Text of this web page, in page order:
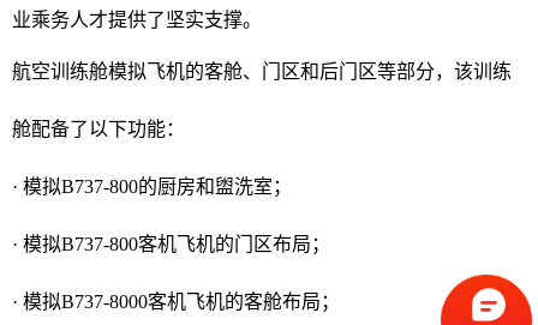
业乘务人才提供了坚实支撑。
航空训练舱模拟飞机的客舱、门区和后门区等部分，该训练
舱配备了以下功能：
· 模拟B737-800的厨房和盥洗室；
· 模拟B737-800客机飞机的门区布局；
· 模拟B737-8000客机飞机的客舱布局；